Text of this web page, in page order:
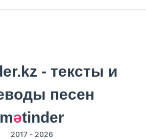
mәtinder
2017 - 2026